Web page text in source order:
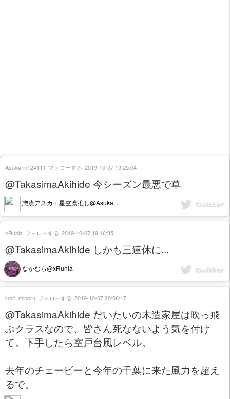
@TakasimaAkihide 今シーズン最悪で草
惣流アスカ・星空凛推し@Asuka...
Asukarin124111 フォローする 2019-10-07 19:25:04
@TakasimaAkihide しかも三連休に...
なかむら@xRuhla
xRuhla フォローする 2019-10-07 19:46:35
@TakasimaAkihide だいたいの木造家屋は吹っ飛
ぶクラスなので、皆さん死なないよう気を付け
て。下手したら室戸台風レベル。
去年のチェービーと今年の千葉に来た風力を超え
るで。
inori_minoru フォローする 2019-10-07 20:06:17